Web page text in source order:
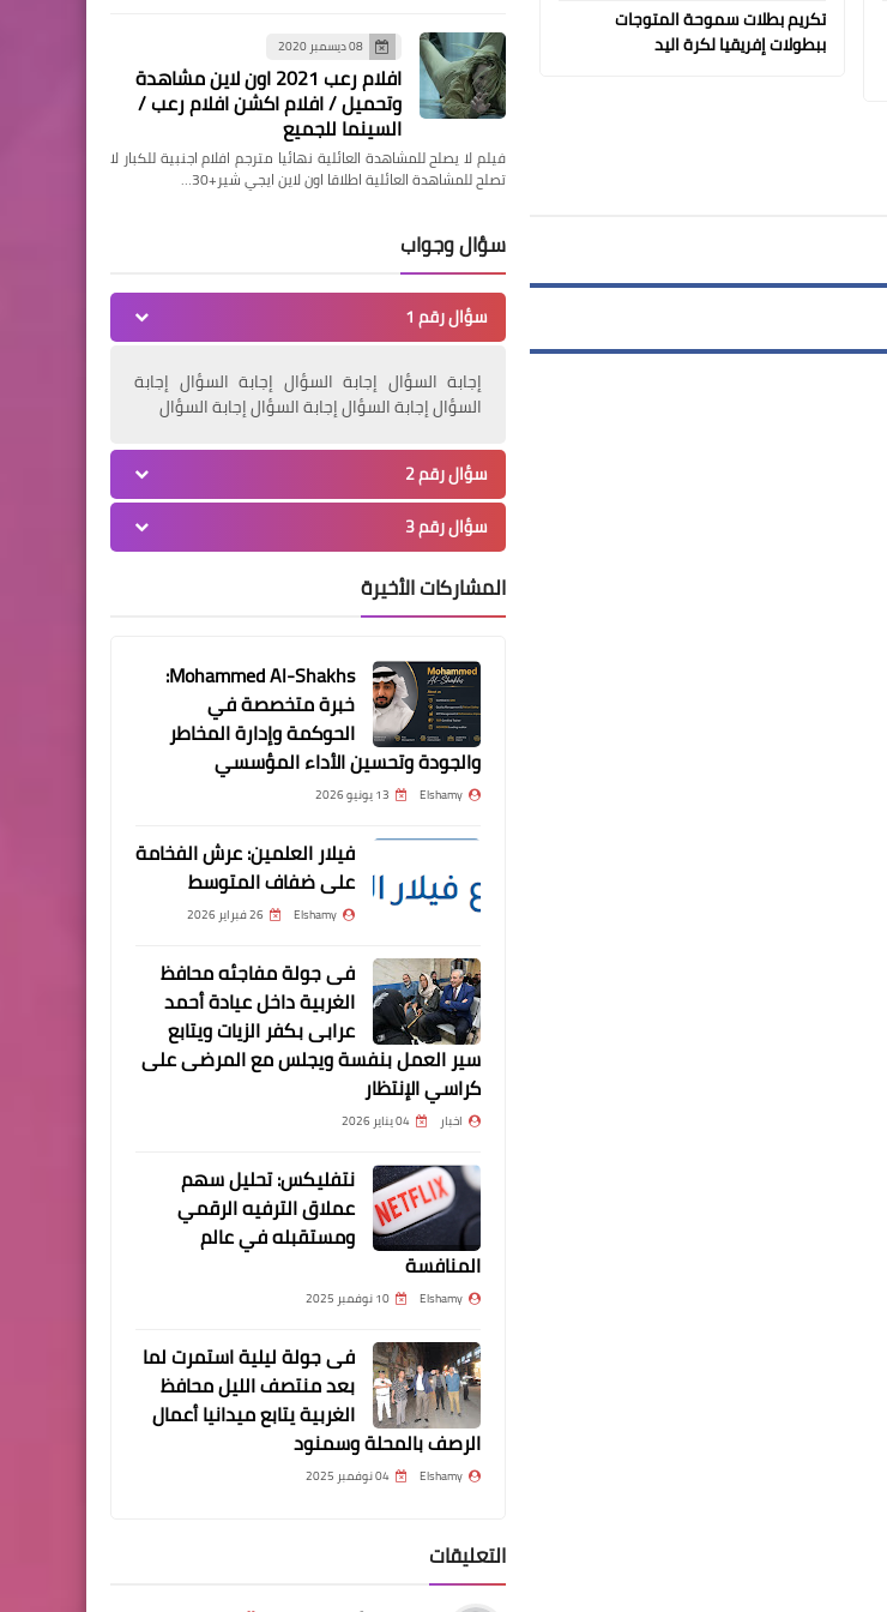
تكريم بطلات سموحة المتوجات
ببطولات إفريقيا لكرة اليد
يواصل الاستعداد لتونس وعينة على
المكسب
افلام رعب | SPIRAL: FROM
THE BOOK OF SAW 2021 | اون
لاين | حريتي
مسلسلات وافلام
افلام رعب | THE HORRIFIC
لاين | حريتي
....
حريتي
مسلسلات وافلام
اون لاين | حريتي
مسلسلات وافلام
افلام رعب | MUMMY
RESURGANCE2021 | اون لاين |
حريتي | انبعاث المومياء
مسلسلات وافلام
افلام رعب | HALLOWEEN
KILLS 2021 | اون لاين | حريتي
2021 | اون لاين | حريتي
08 ديسمبر 2020
افلام رعب 2021 اون لاين مشاهدة
وتحميل / افلام اكشن افلام رعب /
السينما للجميع
فيلم لا يصلح للمشاهدة العائلية نهائيا مترجم افلام اجنبية للكبار لا
تصلح للمشاهدة العائلية اطلاقا اون لاين ايجي شير+30…
سؤال وجواب
سؤال رقم 1
إجابة السؤال إجابة السؤال إجابة السؤال إجابة
السؤال إجابة السؤال إجابة السؤال إجابة السؤال
سؤال رقم 2
سؤال رقم 3
المشاركات الأخيرة
Mohammed Al-Shakhs:
خبرة متخصصة في
الحوكمة وإدارة المخاطر
والجودة وتحسين الأداء المؤسسي
Elshamy 13 يونيو 2026
فيلار العلمين: عرش الفخامة
على ضفاف المتوسط
Elshamy 26 فبراير 2026
فى جولة مفاجئه محافظ
الغربية داخل عيادة أحمد
عرابى بكفر الزيات ويتابع
سير العمل بنفسة ويجلس مع المرضى على
كراسي الإنتظار
اخبار 04 يناير 2026
نتفليكس: تحليل سهم
عملاق الترفيه الرقمي
ومستقبله في عالم
المنافسة
Elshamy 10 نوفمبر 2025
فى جولة ليلية استمرت لما
بعد منتصف الليل محافظ
الغربية يتابع ميدانيا أعمال
الرصف بالمحلة وسمنود
Elshamy 04 نوفمبر 2025
التعليقات